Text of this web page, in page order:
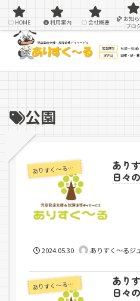
感覚統合療法を用
公園
ありすく～るジュニア
あり
日々
2024.05.30 ありすく～るジ
ありすく～るジュニア
あり
日々
HOME 利用案内 会社概要
お知ら
ブロ